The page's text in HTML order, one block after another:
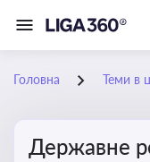
Головна Теми в
Державне